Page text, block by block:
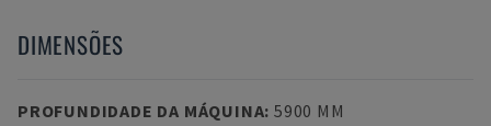
DIMENSÕES
PROFUNDIDADE DA MÁQUINA: 5900 MM